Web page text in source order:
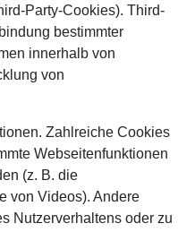
Party-Cookies). Third-
bestimmter
innerhalb von
von
Zahlreiche Cookies
Webseitenfunktionen
(z. B. die
von Videos). Andere
Nutzerverhaltens oder zu